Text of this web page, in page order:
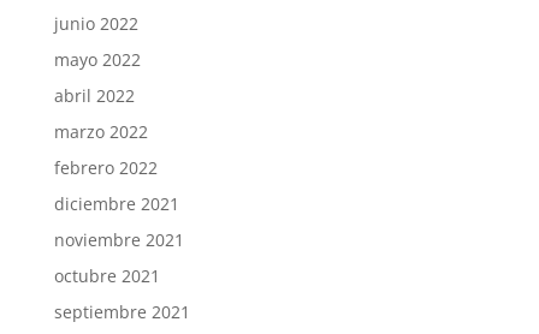
junio 2022
mayo 2022
abril 2022
marzo 2022
febrero 2022
diciembre 2021
noviembre 2021
octubre 2021
septiembre 2021